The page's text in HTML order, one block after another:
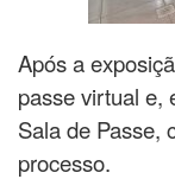
Após a
passe virtual e,
Sala de Passe,
processo.